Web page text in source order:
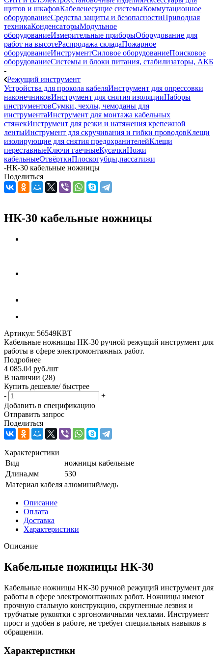
щитов и шкафовКабеленесущие системыКоммутационное
оборудованиеСредства защиты и безопасностиПриводная
техникаКонденсаторыМодульное
оборудованиеИзмерительные приборыОборудование для
работ на высотеРаспродажа складаПожарное
оборудованиеИнструментСиловое оборудованиеПоисковое
оборудованиеСистемы и блоки питания, стабилизаторы, АКБ
-
Режущий инструмент
Устройства для прокола кабеляИнструмент для опрессовки
наконечниковИнструмент для снятия изоляцииНаборы
инструментовСумки, чехлы, чемоданы для
инструментаИнструмент для монтажа кабельных
стяжекИнструмент для резки и натяжения крепежной
лентыИнструмент для скручивания и гибки проводовКлещи
изолирующие для снятия предохранителейКлещи
переставныеКлючи гаечныеКусачкиНожи
кабельныеОтвёрткиПлоскогубцы,пассатижи
-НК-30 кабельные ножницы
Поделиться
НК-30 кабельные ножницы
Артикул: 56549КВТ
Кабельные ножницы НК-30 ручной режущий инструмент для
работы в сфере электромонтажных работ.
Подробнее
4 085.04 руб./шт
В наличии (28)
Купить дешевле/ быстрее
-
+
Добавить в спецификацию
Отправить запрос
Поделиться
Характеристики
Вид
ножницы кабельные
Длина,мм
530
Материал кабеля алюминий/медь
Описание
Оплата
Доставка
Характеристики
Описание
Кабельные ножницы НК-30
Кабельные ножницы НК-30 ручной режущий инструмент для
работы в сфере электромонтажных работ. Ножницы имеют
прочную стальную конструкцию, скругленные лезвия и
трубчатые рукоятки с эргономичными чехлами. Инструмент
прост и удобен в работе, не требует специальных навыков в
обращении.
Характеристики